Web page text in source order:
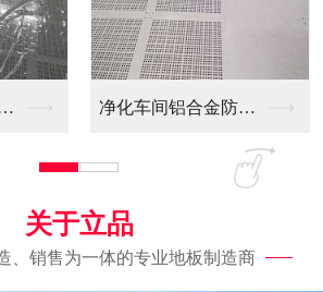
全铝防静电地板
关于立品
、销售为一体的专业地板制造商